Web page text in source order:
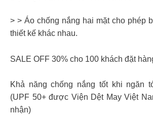
> > Áo chống nắng hai mặt cho phép
thiết kế khác nhau.
SALE OFF 30% cho 100 khách đặt
Khả năng chống nắng tốt khi ngăn
(UPF 50+ được Viện Dệt May Việt
nhận)